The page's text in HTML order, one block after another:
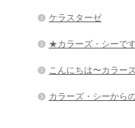
ケラスターゼ
★カラーズ・シーで
こんにちは〜カラー
カラーズ・シーから